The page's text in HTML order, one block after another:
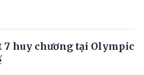
7 huy chương tại Olympic